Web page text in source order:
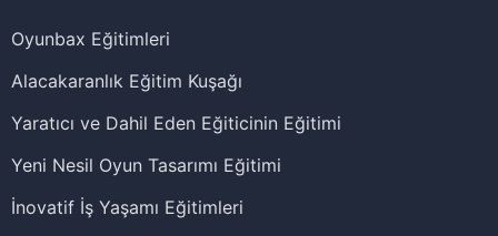
Oyunbax Eğitimleri
Alacakaranlık Eğitim Kuşağı
Yaratıcı ve Dahil Eden Eğiticinin Eğitimi
Yeni Nesil Oyun Tasarımı Eğitimi
İnovatif İş Yaşamı Eğitimleri